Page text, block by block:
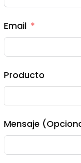
Email
Producto
Mensaje